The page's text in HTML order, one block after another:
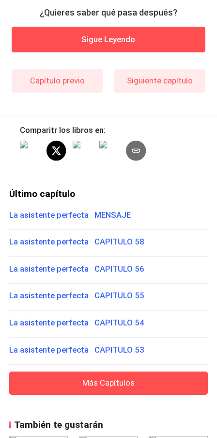
¿Quieres saber qué pasa después?
Sigue Leyendo
Capítulo previo Siguiente capítulo
Comparitr los libros en:
Último capítulo
La asistente perfecta MENSAJE
La asistente perfecta CAPITULO 58
La asistente perfecta CAPITULO 56
La asistente perfecta CAPITULO 55
La asistente perfecta CAPITULO 54
La asistente perfecta CAPITULO 53
Más Capítulos
También te gustarán